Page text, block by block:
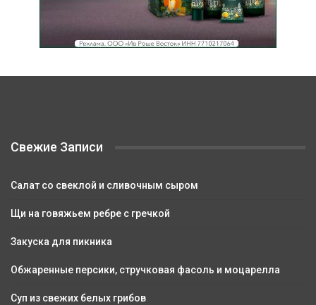
Свежие Записи
Салат со свеклой и сливочным сыром
Щи на говяжьем ребре с гречкой
Закуска для пикника
Обжаренные персики, стручковая фасоль и моцарелла
Суп из свежих белых грибов